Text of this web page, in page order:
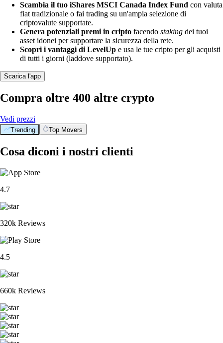
Scambia il tuo iShares MSCI Canada Index Fund con valuta
fiat tradizionale o fai trading su un'ampia selezione di
criptovalute supportate.
Genera potenziali premi in cripto facendo staking dei tuoi
asset idonei per supportare la sicurezza della rete.
Scopri i vantaggi di LevelUp e usa le tue cripto per gli acquisti
di tutti i giorni (laddove supportato).
Scarica l'app
Compra oltre 400 altre crypto
Vedi prezzi
Trending Top Movers
Cosa diconi i nostri clienti
4.7
320k Reviews
4.5
660k Reviews